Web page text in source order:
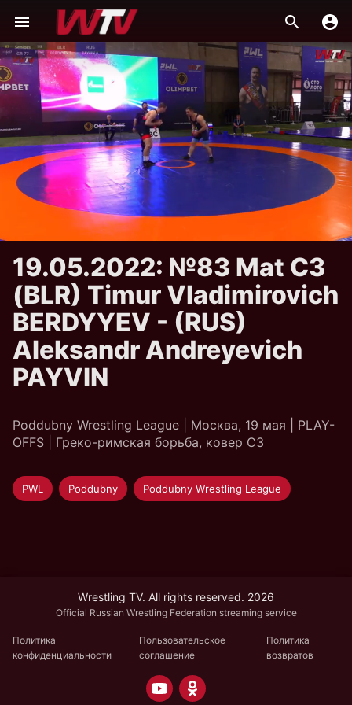
19.05.2022: №83 Mat C3
(BLR) Timur Vladimirovich
BERDYYEV - (RUS)
Aleksandr Andreyevich
PAYVIN
Poddubny Wrestling League | Москва, 19 мая | PLAY-
OFFS | Греко-римская борьба, ковер C3
PWL Poddubny Poddubny Wrestling League
Wrestling TV. All rights reserved. 2026
Official Russian Wrestling Federation streaming service
Политика
конфиденциальности
Пользовательское
соглашение
Политика
возвратов